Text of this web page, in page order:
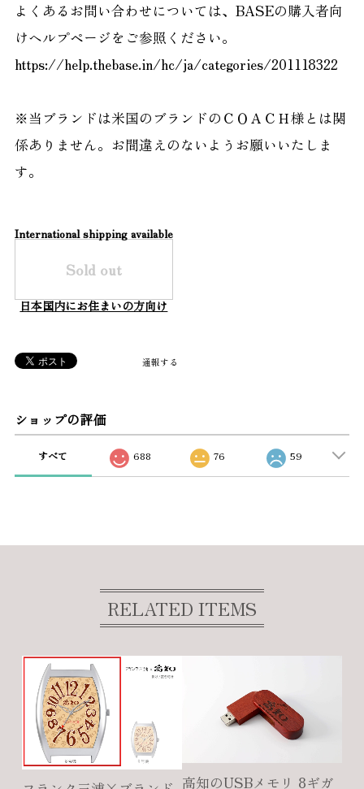
よくあるお問い合わせについては、BASEの購入者向
けヘルプページをご参照ください。
https://help.thebase.in/hc/ja/categories/201118322
※当ブランドは米国のブランドのＣＯＡＣＨ様とは関
係ありません。お間違えのないようお願いいたしま
す。
International shipping available
Sold out
日本国内にお住まいの方向け
通報する
ショップの評価
すべて 688 76 59
RELATED ITEMS
高知のUSBメモリ 8ギガ